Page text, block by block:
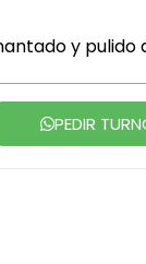
y pulido
PEDIR